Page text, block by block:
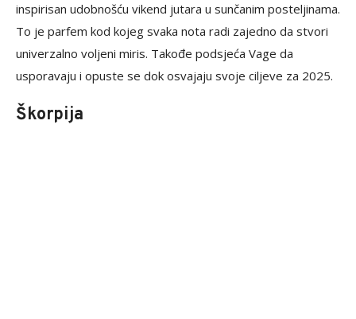
inspirisan udobnošću vikend jutara u sunčanim posteljinama.
To je parfem kod kojeg svaka nota radi zajedno da stvori
univerzalno voljeni miris. Takođe podsjeća Vage da
usporavaju i opuste se dok osvajaju svoje ciljeve za 2025.
Škorpija